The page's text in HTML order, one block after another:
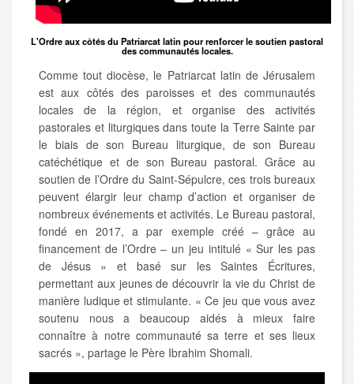
L'Ordre aux côtés du Patriarcat latin pour renforcer le soutien pastoral
des communautés locales.
Comme tout diocèse, le Patriarcat latin de Jérusalem
est aux côtés des paroisses et des communautés
locales de la région, et organise des activités
pastorales et liturgiques dans toute la Terre Sainte par
le biais de son Bureau liturgique, de son Bureau
catéchétique et de son Bureau pastoral. Grâce au
soutien de l’Ordre du Saint-Sépulcre, ces trois bureaux
peuvent élargir leur champ d’action et organiser de
nombreux événements et activités. Le Bureau pastoral,
fondé en 2017, a par exemple créé – grâce au
financement de l’Ordre – un jeu intitulé « Sur les pas
de Jésus » et basé sur les Saintes Écritures,
permettant aux jeunes de découvrir la vie du Christ de
manière ludique et stimulante. « Ce jeu que vous avez
soutenu nous a beaucoup aidés à mieux faire
connaître à notre communauté sa terre et ses lieux
sacrés », partage le Père Ibrahim Shomali.